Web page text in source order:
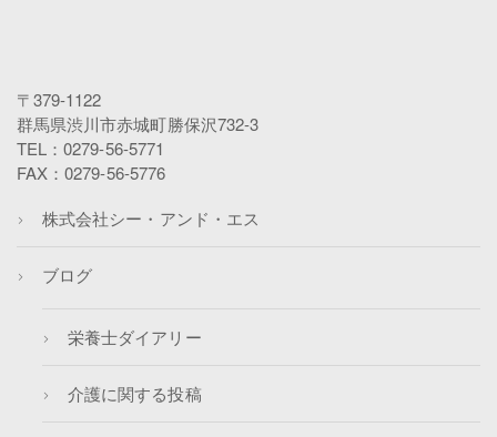
〒379-1122
群馬県渋川市赤城町勝保沢732-3
TEL：0279-56-5771
FAX：0279-56-5776
株式会社シー・アンド・エス
ブログ
栄養士ダイアリー
介護に関する投稿